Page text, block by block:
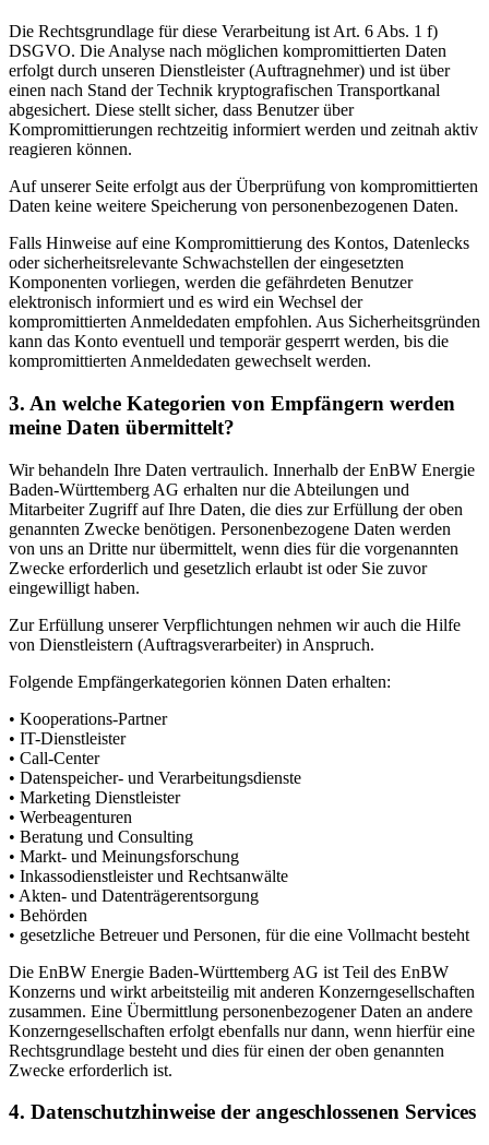
Die Rechtsgrundlage für diese Verarbeitung ist Art. 6 Abs. 1 f)
DSGVO. Die Analyse nach möglichen kompromittierten Daten
erfolgt durch unseren Dienstleister (Auftragnehmer) und ist über
einen nach Stand der Technik kryptografischen Transportkanal
abgesichert. Diese stellt sicher, dass Benutzer über
Kompromittierungen rechtzeitig informiert werden und zeitnah aktiv
reagieren können.
Auf unserer Seite erfolgt aus der Überprüfung von kompromittierten
Daten keine weitere Speicherung von personenbezogenen Daten.
Falls Hinweise auf eine Kompromittierung des Kontos, Datenlecks
oder sicherheitsrelevante Schwachstellen der eingesetzten
Komponenten vorliegen, werden die gefährdeten Benutzer
elektronisch informiert und es wird ein Wechsel der
kompromittierten Anmeldedaten empfohlen. Aus Sicherheitsgründen
kann das Konto eventuell und temporär gesperrt werden, bis die
kompromittierten Anmeldedaten gewechselt werden.
3. An welche Kategorien von Empfängern werden
meine Daten übermittelt?
Wir behandeln Ihre Daten vertraulich. Innerhalb der EnBW Energie
Baden-Württemberg AG erhalten nur die Abteilungen und
Mitarbeiter Zugriff auf Ihre Daten, die dies zur Erfüllung der oben
genannten Zwecke benötigen. Personenbezogene Daten werden
von uns an Dritte nur übermittelt, wenn dies für die vorgenannten
Zwecke erforderlich und gesetzlich erlaubt ist oder Sie zuvor
eingewilligt haben.
Zur Erfüllung unserer Verpflichtungen nehmen wir auch die Hilfe
von Dienstleistern (Auftragsverarbeiter) in Anspruch.
Folgende Empfängerkategorien können Daten erhalten:
• Kooperations-Partner
• IT-Dienstleister
• Call-Center
• Datenspeicher- und Verarbeitungsdienste
• Marketing Dienstleister
• Werbeagenturen
• Beratung und Consulting
• Markt- und Meinungsforschung
• Inkassodienstleister und Rechtsanwälte
• Akten- und Datenträgerentsorgung
• Behörden
• gesetzliche Betreuer und Personen, für die eine Vollmacht besteht
Die EnBW Energie Baden-Württemberg AG ist Teil des EnBW
Konzerns und wirkt arbeitsteilig mit anderen Konzerngesellschaften
zusammen. Eine Übermittlung personenbezogener Daten an andere
Konzerngesellschaften erfolgt ebenfalls nur dann, wenn hierfür eine
Rechtsgrundlage besteht und dies für einen der oben genannten
Zwecke erforderlich ist.
4. Datenschutzhinweise der angeschlossenen Services